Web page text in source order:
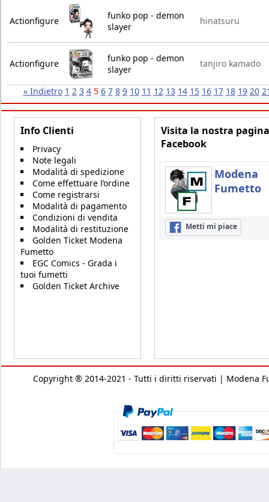
Actionfigure
funko pop - demon
slayer
hinatsuru
Actionfigure
funko pop - demon
slayer
tanjiro kamado
« Indietro 1 2 3 4 5 6 7 8 9 10 11 12 13 14 15 16 17 18 19 20
Info Clienti
Privacy
Note legali
Modalità di spedizione
Come effettuare l’ordine
Come registrarsi
Modalità di pagamento
Condizioni di vendita
Modalità di restituzione
Golden Ticket Modena
Fumetto
EGC Comics - Grada i
tuoi fumetti
Golden Ticket Archive
Visita la nostra pagina
Facebook
Modena
Fumetto
Metti mi piace
Copyright ® 2014-2021 - Tutti i diritti riservati | Modena